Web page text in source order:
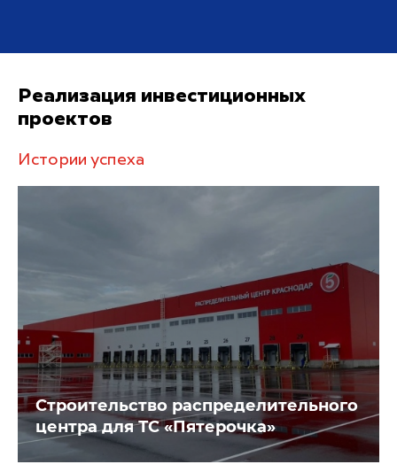
Реализация инвестиционных
проектов
Истории успеха
Строительство распределительного
центра для ТС «Пятерочка»